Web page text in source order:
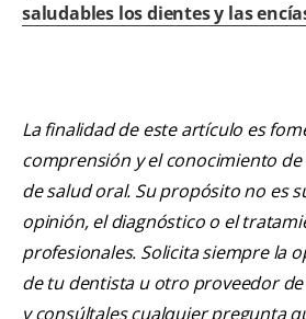
saludables los dientes y las
La finalidad de este artículo es
comprensión y el conocimiento
de salud oral. Su propósito no es
opinión, el diagnóstico o el
profesionales. Solicita siempre la
de tu dentista u otro proveedor
y consúltales cualquier pregunta